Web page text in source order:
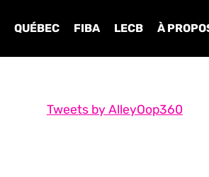
QUÉBEC FIBA LECB À
Tweets by AlleyOop360